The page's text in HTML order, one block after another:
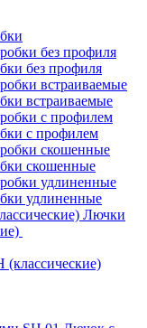
без профиля
встраиваемые
с профилем
скошенные
удлиненные
Лючки